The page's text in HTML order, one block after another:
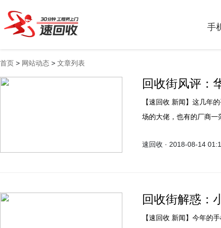
手
首页 > 网站动态 > 文章列表
回收街风评：
【速回收 新闻】这几年的手机厂商发展可以说好的好，坏的坏，有的厂商成为了市
场的大佬，也有的厂商
华为近几年的表现我们都
速回收 · 2018-08-14
回收街解惑：
【速回收 新闻】今年的手机市场可以说是遍地开花，特别是国产机，各家都有自己